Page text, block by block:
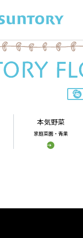
本気野菜
家庭菜園・青果